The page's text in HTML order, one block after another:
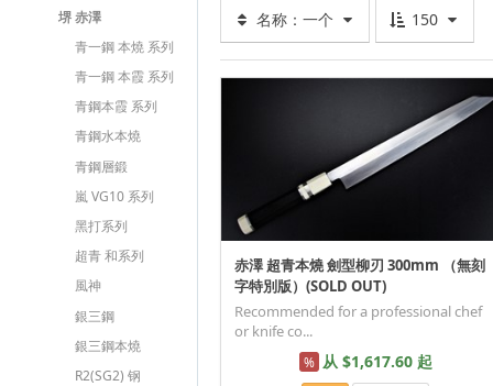
堺 赤澤
青一鋼 本燒 系列
青一鋼 本霞 系列
青鋼本霞 系列
青鋼水本燒
青鋼層鍛
嵐 VG10 系列
黑打系列
超青 和系列
風神
銀三鋼
銀三鋼本燒
R2(SG2) 钢
名称：一个 150
赤澤 超青本燒 劍型柳刃 300mm （無刻
字特別版）(SOLD OUT)
Recommended for a professional chef
or knife co...
% 从 $1,617.60 起